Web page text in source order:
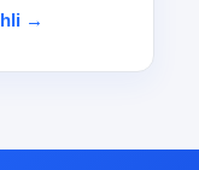
promosi
balon
→